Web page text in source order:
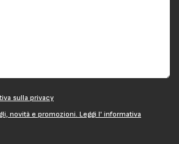
sulla privacy
novità e promozioni. Leggi l' informativa